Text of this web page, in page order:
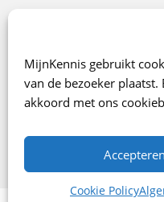
MijnKennis gebruikt
van de bezoeker
akkoord met ons
Accepteren
Cookie Policy
Financiën
Juridisch
Marketing/
Digitaal